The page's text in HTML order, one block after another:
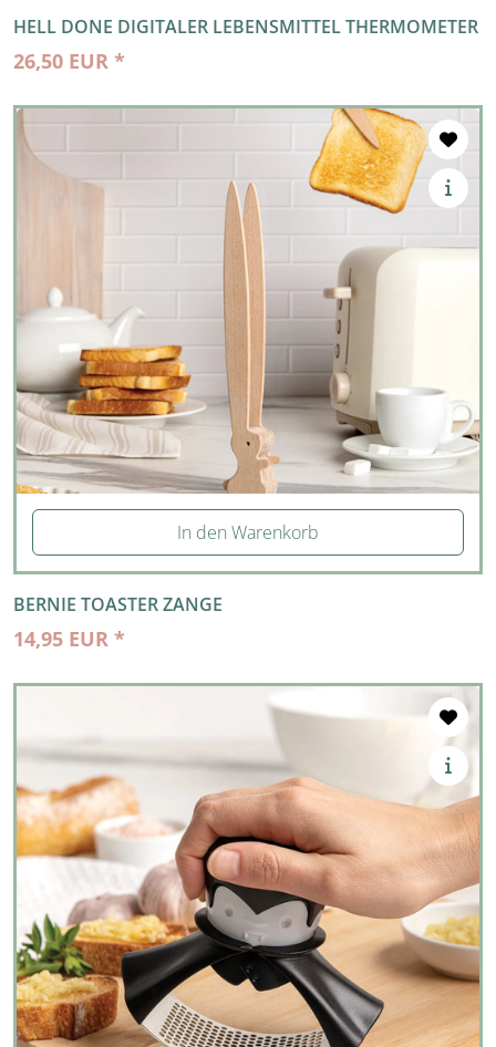
HELL DONE DIGITALER LEBENSMITTEL THERMOMETER
26,50 EUR *
In den Warenkorb
BERNIE TOASTER ZANGE
14,95 EUR *